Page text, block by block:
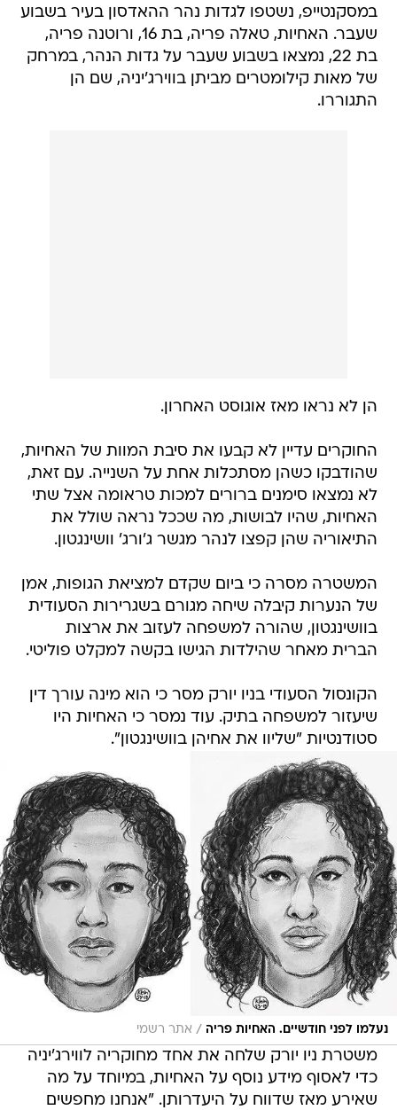
במסקנטייפ, נשטפו לגדות נהר ההאדסון בעיר בשבוע
שעבר. האחיות, טאלה פריה, בת 16, ורוטנה פריה,
בת 22, נמצאו בשבוע שעבר על גדות הנהר, במרחק
של מאות קילומטרים מביתן בווירג'יניה, שם הן
התגוררו.
הן לא נראו מאז אוגוסט האחרון.
החוקרים עדיין לא קבעו את סיבת המוות של האחיות,
שהודבקו כשהן מסתכלות אחת על השנייה. עם זאת,
לא נמצאו סימנים ברורים למכות טראומה אצל שתי
האחיות, שהיו לבושות, מה שככל נראה שולל את
התיאוריה שהן קפצו לנהר מגשר ג'ורג' וושינגטון.
המשטרה מסרה כי ביום שקדם למציאת הגופות, אמן
של הנערות קיבלה שיחה מגורם בשגרירות הסעודית
בוושינגטון, שהורה למשפחה לעזוב את ארצות
הברית מאחר שהילדות הגישו בקשה למקלט פוליטי.
הקונסול הסעודי בניו יורק מסר כי הוא מינה עורך דין
שיעזור למשפחה בתיק. עוד נמסר כי האחיות היו
סטודנטיות "שליוו את אחיהן בוושינגטון".
נעלמו לפני חודשיים. האחיות פריה / אתר רשמי
משטרת ניו יורק שלחה את אחד מחוקריה לווירג'יניה
כדי לאסוף מידע נוסף על האחיות, במיוחד על מה
שאירע מאז שדווח על היעדרותן. "אנחנו מחפשים